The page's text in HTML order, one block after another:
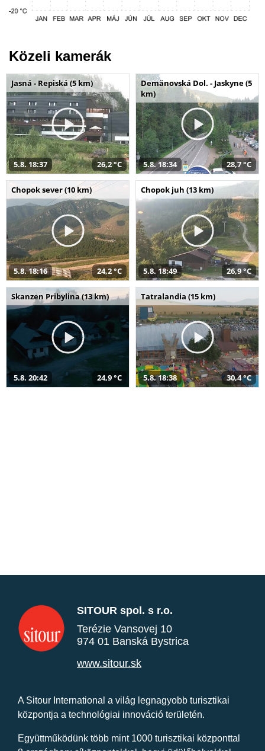
Közeli kamerák
Jasná - Repiská (5 km)
5.8. 18:37 26,2 °C
Demänovská Dol. - Jaskyne (5
km)
5.8. 18:34 28,7 °C
Chopok sever (10 km)
5.8. 18:16 24,2 °C
Chopok juh (13 km)
5.8. 18:49 26,9 °C
Skanzen Pribylina (13 km)
5.8. 20:42 24,9 °C
Tatralandia (15 km)
5.8. 18:38 30,4 °C
SITOUR spol. s r.o.
Terézie Vansovej 10
974 01 Banská Bystrica
www.sitour.sk
A Sitour International a világ legnagyobb turisztikai
központja a technológiai innováció területén.
Együttműködünk több mint 1000 turisztikai központtal